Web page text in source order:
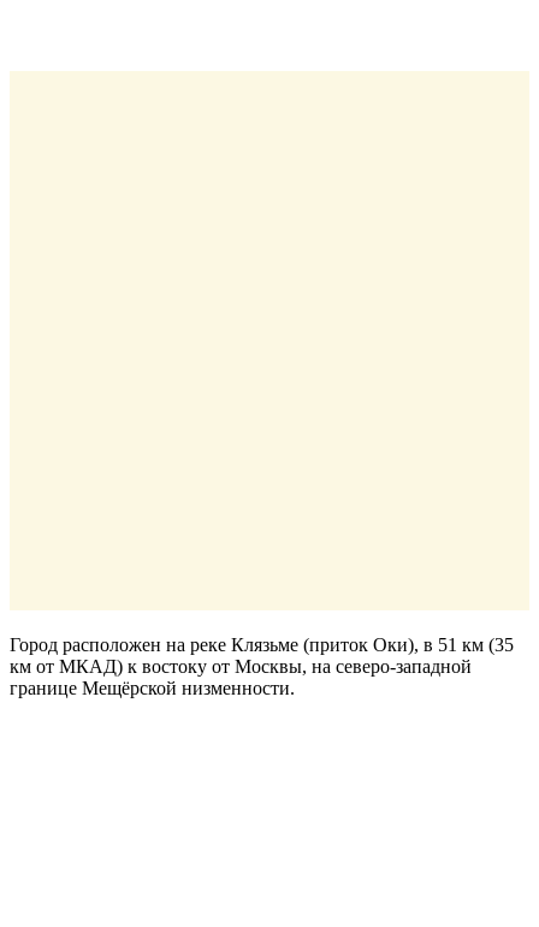
Город расположен на реке Клязьме (приток Оки), в 51 км (35
км от МКАД) к востоку от Москвы, на северо-западной
границе Мещёрской низменности.